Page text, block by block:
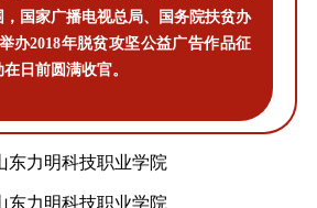
国家广播电视总局、国务院扶贫办
办2018年脱贫攻坚公益广告作品征
日前圆满收官。